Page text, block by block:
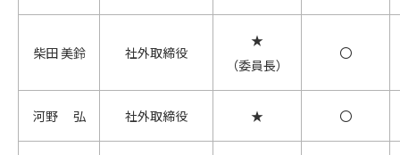
柴田 美鈴 社外取締役
★
（委員長）
〇
河野 弘 社外取締役 ★ 〇